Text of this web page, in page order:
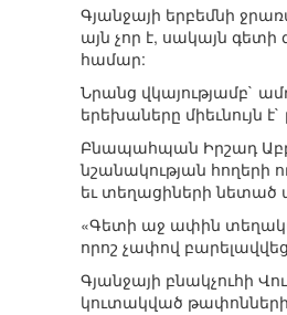
Գյանջայի երբեմնի
այն չոր է, սակայն
համար:
Նրանց վկայությամբ`
երեխաները միեւնույն
Բնապահպան Իրշադ
նշանակության հողերի
եւ տեղացիների
«Գետի աջ ափին
որոշ չափով
Գյանջայի բնակչուհի
կուտակված